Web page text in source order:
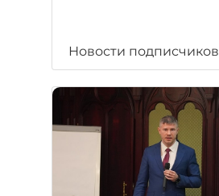
Новости подписчиков